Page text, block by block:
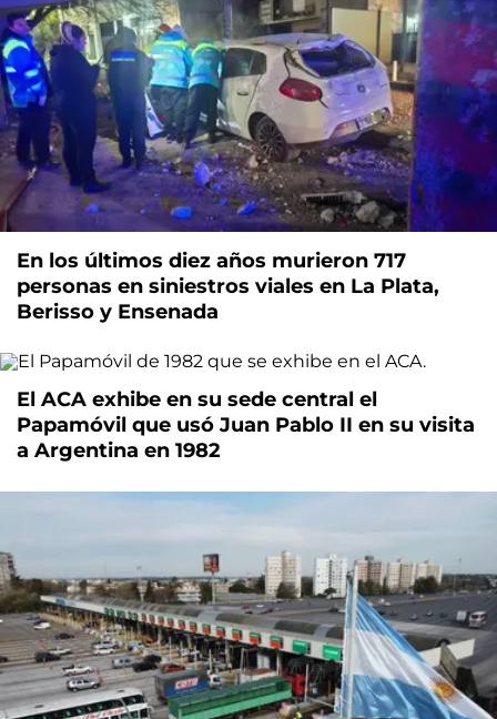
En los últimos diez años murieron 717
personas en siniestros viales en La Plata,
Berisso y Ensenada
El ACA exhibe en su sede central el
Papamóvil que usó Juan Pablo II en su visita
a Argentina en 1982